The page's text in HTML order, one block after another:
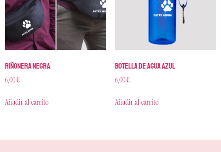
Riñonera negra
6,00€
Añadir al carrito
Botella de agua azul
6,00€
Añadir al carrito